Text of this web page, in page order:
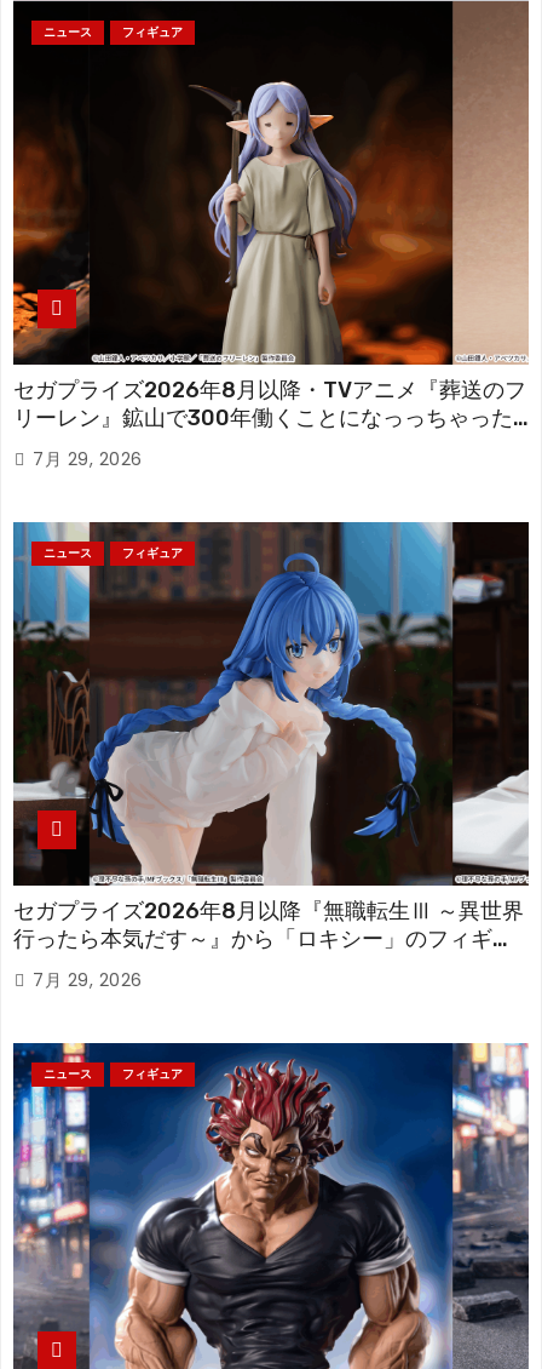
ニュース フィギュア
セガプライズ2026年8月以降・TVアニメ『葬送のフ
リーレン』鉱山で300年働くことになっっちゃった
「フリーレン」を立体化！
7月 29, 2026
ニュース フィギュア
セガプライズ2026年8月以降『無職転生Ⅲ ～異世界
行ったら本気だす～』から「ロキシー」のフィギュ
アが登場！
7月 29, 2026
ニュース フィギュア